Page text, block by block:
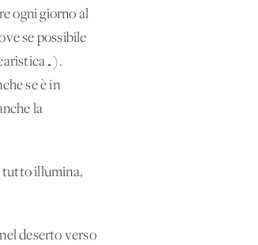
ogni giorno al
se possibile
se è in
la
tutto illumina,
deserto verso